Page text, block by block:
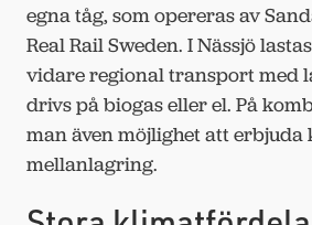
egna tåg, som opereras av
Real Rail Sweden. I Nässjö
vidare regional transport med
drivs på biogas eller el. På
man även möjlighet att erbjuda
mellanlagring.